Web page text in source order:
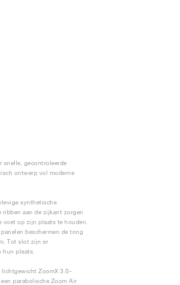
snelle, gecontroleerde
ontwerp vol moderne
synthetische
aan de zijkant zorgen
op zijn plaats te houden.
beschermen de tong
Tot slot zijn er
plaats.
lichtgewicht ZoomX 3.0-
parabolische Zoom Air